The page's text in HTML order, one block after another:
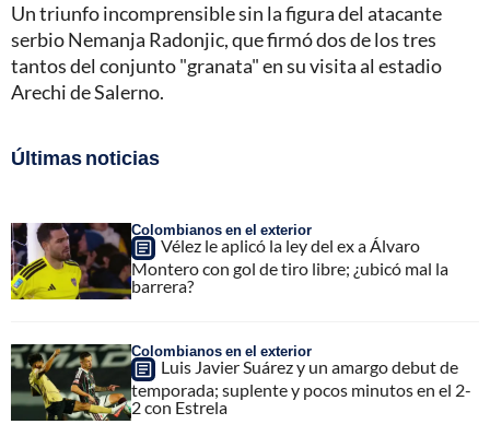
Un triunfo incomprensible sin la figura del atacante
serbio Nemanja Radonjic, que firmó dos de los tres
tantos del conjunto "granata" en su visita al estadio
Arechi de Salerno.
Últimas noticias
Colombianos en el exterior
Vélez le aplicó la ley del ex a Álvaro
Montero con gol de tiro libre; ¿ubicó mal la
barrera?
Colombianos en el exterior
Luis Javier Suárez y un amargo debut de
temporada; suplente y pocos minutos en el 2-
2 con Estrela